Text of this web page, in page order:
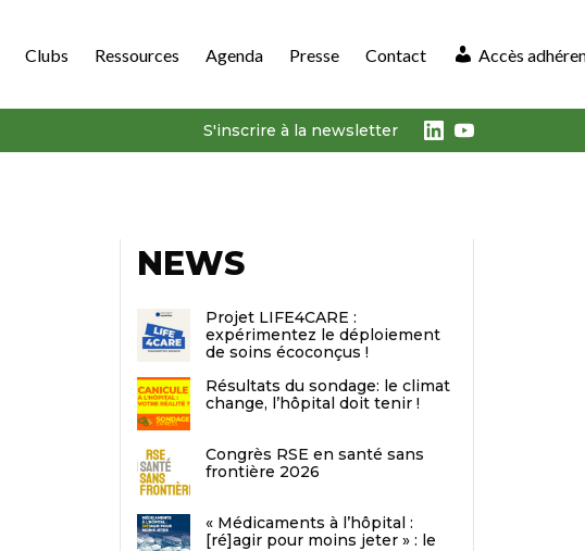
Clubs Ressources Agenda Presse Contact Accès
S'inscrire à la newsletter LinkedIn
Youtube
NEWS
Projet LIFE4CARE :
expérimentez le déploiement
de soins écoconçus !
Résultats du sondage: le climat
change, l’hôpital doit tenir !
Congrès RSE en santé sans
frontière 2026
« Médicaments à l’hôpital :
[ré]agir pour moins jeter » : le